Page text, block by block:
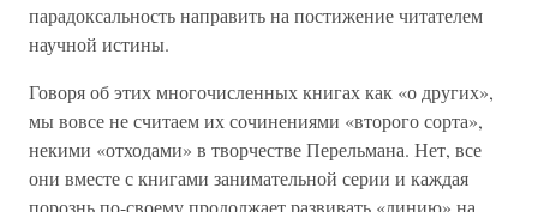
парадоксальность направить на постижение читателем
научной истины.
Говоря об этих многочисленных книгах как «о других»,
мы вовсе не считаем их сочинениями «второго сорта»,
некими «отходами» в творчестве Перельмана. Нет, все
они вместе с книгами занимательной серии и каждая
порознь по-своему продолжает развивать «линию» на